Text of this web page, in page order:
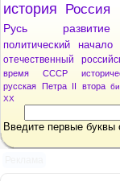
история
Россия
Русь
развитие
политический
начало
отечественный
время СССР
русская Петра II втора
XX
Введите первые буквы